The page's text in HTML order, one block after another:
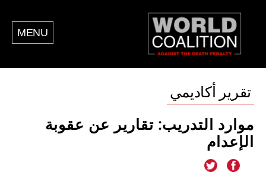
MENU
تقرير أكاديمي
موارد التدريب: تقارير عن عقوبة
الإعدام